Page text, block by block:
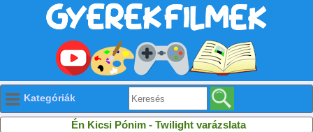
Kategóriák
Én Kicsi Pónim - Twilight varázslata